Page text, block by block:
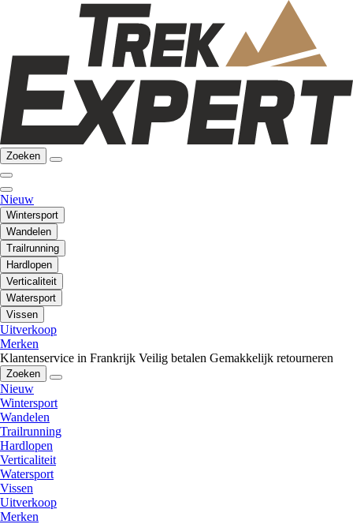
Zoeken
Nieuw
Wintersport
Wandelen
Trailrunning
Hardlopen
Verticaliteit
Watersport
Vissen
Uitverkoop
Merken
Klantenservice in Frankrijk Veilig betalen Gemakkelijk retourneren
Zoeken
Nieuw
Wintersport
Wandelen
Trailrunning
Hardlopen
Verticaliteit
Watersport
Vissen
Uitverkoop
Merken